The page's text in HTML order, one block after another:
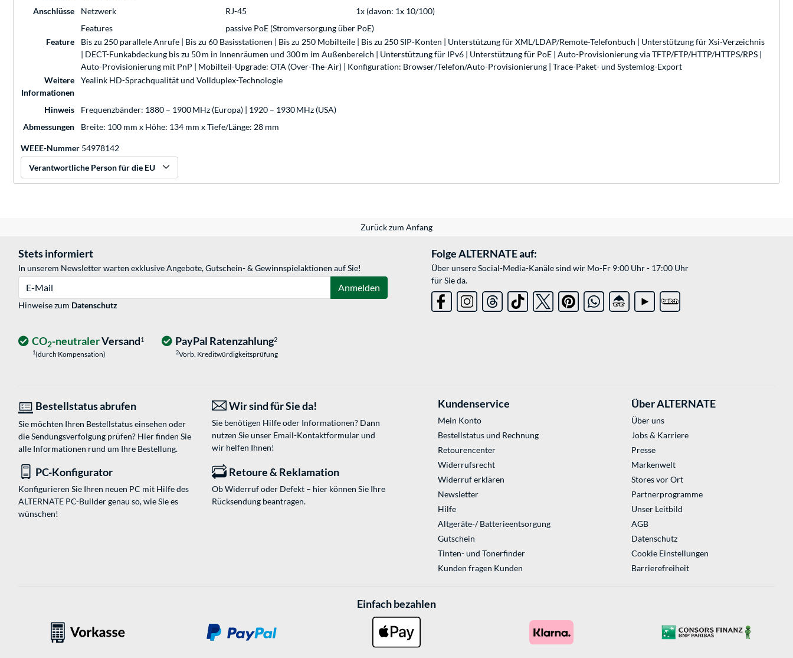
Anschlüsse
Netzwerk RJ-45
1x (davon: 1x 10/100)
Features
passive PoE (Stromversorgung über PoE)
Feature
Bis zu 250 parallele Anrufe | Bis zu 60 Basisstationen | Bis zu 250 Mobilteile | Bis zu 250 SIP-Konten | Unterstützung für XML/LDAP/Remote-Telefonbuch | Unterstützung für Xsi-Verzeichnis
| DECT-Funkabdeckung bis zu 50 m in Innenräumen und 300 m im Außenbereich | Unterstützung für IPv6 | Unterstützung für PoE | Auto-Provisionierung via TFTP/FTP/HTTP/HTTPS/RPS |
Auto-Provisionierung mit PnP | Mobilteil-Upgrade: OTA (Over-The-Air) | Konfiguration: Browser/Telefon/Auto-Provisionierung | Trace-Paket- und Systemlog-Export
Weitere
Informationen
Yealink HD-Sprachqualität und Vollduplex-Technologie
Hinweis
Frequenzbänder: 1880 – 1900 MHz (Europa) | 1920 – 1930 MHz (USA)
Abmessungen
Breite: 100 mm x Höhe: 134 mm x Tiefe/Länge: 28 mm
WEEE-Nummer 54978142
Verantwortliche Person für die EU
Zurück zum Anfang
Stets informiert
In unserem Newsletter warten exklusive Angebote, Gutschein- & Gewinnspielaktionen auf Sie!
Anmelden
Hinweise zum Datenschutz
Folge ALTERNATE auf:
Über unsere Social-Media-Kanäle sind wir Mo-Fr 9:00 Uhr - 17:00 Uhr
für Sie da.
CO2-neutralerVersand1
1(durch Kompensation)
PayPal Ratenzahlung2
2Vorb. Kreditwürdigkeitsprüfung
Bestellstatus abrufen
Sie möchten Ihren Bestellstatus einsehen oder
die Sendungsverfolgung prüfen? Hier finden Sie
alle Informationen rund um Ihre Bestellung.
Wir sind für Sie da!
Sie benötigen Hilfe oder Informationen? Dann
nutzen Sie unser Email-Kontaktformularund
wir helfen Ihnen!
PC-Konfigurator
Konfigurieren Sie Ihren neuen PC mit Hilfe des
ALTERNATE PC-Builder genau so, wie Sie es
wünschen!
Retoure & Reklamation
Ob Widerruf oder Defekt – hier können Sie Ihre
Rücksendung beantragen.
Kundenservice
Mein Konto
Bestellstatus und Rechnung
Retourencenter
Widerrufsrecht
Widerruf erklären
Newsletter
Hilfe
Altgeräte-/ Batterieentsorgung
Gutschein
Tinten- und Tonerfinder
Kunden fragen Kunden
Über ALTERNATE
Über uns
Jobs & Karriere
Presse
Markenwelt
Stores vor Ort
Partnerprogramme
Unser Leitbild
AGB
Datenschutz
Cookie Einstellungen
Barrierefreiheit
Einfach bezahlen